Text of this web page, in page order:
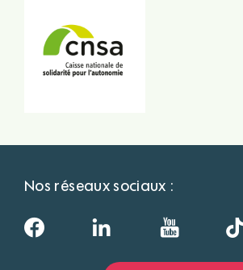
Nos réseaux sociaux :